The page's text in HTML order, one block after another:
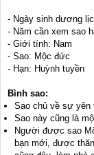
- Ngày sinh dương
- Năm cần xem sao
- Giới tính: Nam
- Sao: Mộc đức
- Hạn: Huỳnh tuyền
Bình sao:
Sao chủ về sự yên
Sao này cũng là
Người được sao
bạn mới, được